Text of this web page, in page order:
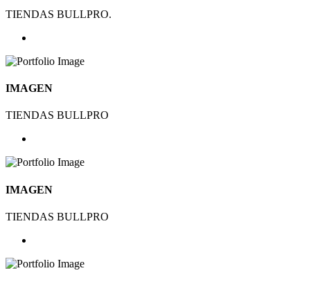
TIENDAS BULLPRO.
IMAGEN
TIENDAS BULLPRO
IMAGEN
TIENDAS BULLPRO